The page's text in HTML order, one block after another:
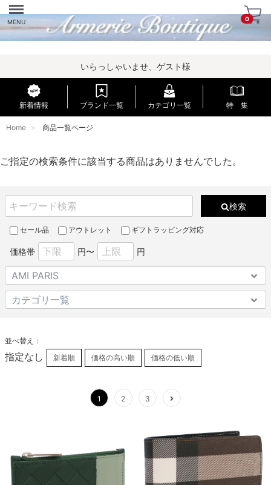
Menu
MENU 0
いらっしゃいませ、ゲスト様
新着情報 ブランド一覧 カテゴリ一覧 特 集
Home 商品一覧ページ
ご指定の検索条件に該当する商品はありませんでした。
検索
セール品 アウトレット ギフトラッピング対応
価格帯 円〜 円
並べ替え：
指定なし 新着順 価格の高い順 価格の低い順
1 2 3